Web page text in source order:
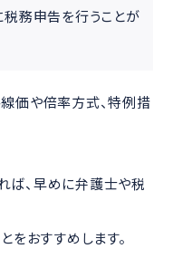
務申告を行うことが
価や倍率方式、特例措
ば、早めに弁護士や税
をおすすめします。